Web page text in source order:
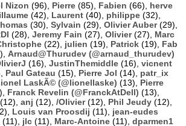
Nizon (96), Pierre (85), Fabien (66), herve
(42), Laurent (40), philippe (32),
(30), Sylvain (29), Olivier Auber(29),
(28), Jeremy Fain (27), Olivier(27), Marc
(22), julien (19), Patrick (19), Fab
Arnaud@Thurudev (@arnaud_thurudev)
(16), JustinThemiddle (16), vicnent
Paul Gateau (15), Pierre Jol (14), patr_ix
LaskÃ© (@lionellaske) (13), Pierre
Franck Revelin (@FranckAtDell) (13),
(12), anj (12), /Olivier(12), Phil Jeudy (12),
Louis van Proosdij (11), jean-eudes
(11), jlc (11), Marc-Antoine (11), dparmen1